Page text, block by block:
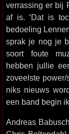
verrassing er bij
af is. ‘Dat is
bedoeling
sprak je nog je
soort foute
hebben jullie
zoveelste
niks nieuws
een band begin
Andreas